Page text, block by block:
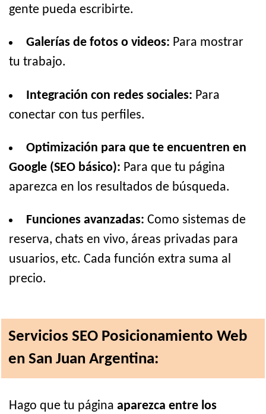
gente pueda escribirte.
Galerías de fotos o videos: Para mostrar
tu trabajo.
Integración con redes sociales: Para
conectar con tus perfiles.
Optimización para que te encuentren en
Google (SEO básico): Para que tu página
aparezca en los resultados de búsqueda.
Funciones avanzadas: Como sistemas de
reserva, chats en vivo, áreas privadas para
usuarios, etc. Cada función extra suma al
precio.
Servicios SEO Posicionamiento Web
en San Juan Argentina:
Hago que tu página aparezca entre los